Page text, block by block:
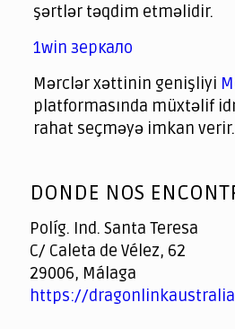
şərtlər təqdim etməlidir.
1win зеркало
Mərclər xəttinin genişliyi
platformasında müxtəlif
rahat seçməyə imkan verir.
of
DONDE NOS
Políg. Ind. Santa Teresa
C/ Caleta de Vélez, 62
29006, Málaga
https://